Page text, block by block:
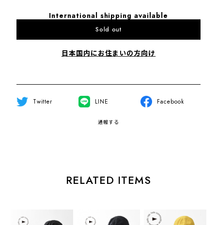
International shipping available
Sold out
日本国内にお住まいの方向け
Twitter LINE Facebook
通報する
RELATED ITEMS